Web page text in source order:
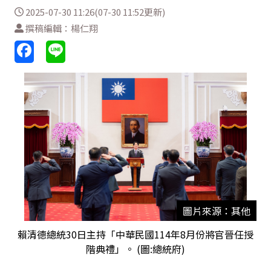
2025-07-30 11:26(07-30 11:52更新)
撰稿編輯：楊仁翔
圖片來源：其他
賴清德總統30日主持「中華民國114年8月份將官晉任授
階典禮」。 (圖:總統府)